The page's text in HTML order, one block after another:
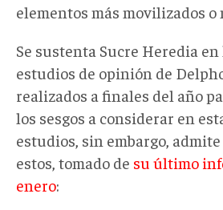
elementos más movilizados
Se sustenta Sucre Heredia
estudios de opinión de
realizados a finales del año
los sesgos a considerar en
estudios, sin embargo,
estos, tomado de su último
enero: